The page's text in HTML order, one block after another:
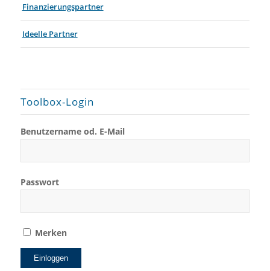
Finanzierungspartner
Ideelle Partner
Toolbox-Login
Benutzername od. E-Mail
Passwort
Merken